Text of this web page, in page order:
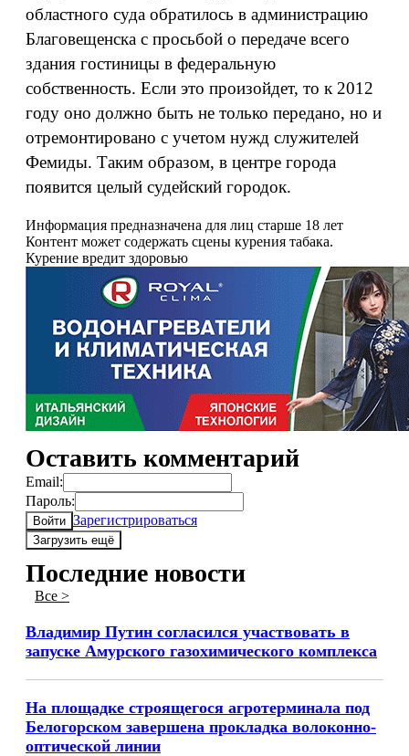
областного суда обратилось в администрацию
Благовещенска с просьбой о передаче всего
здания гостиницы в федеральную
собственность. Если это произойдет, то к 2012
году оно должно быть не только передано, но и
отремонтировано с учетом нужд служителей
Фемиды. Таким образом, в центре города
появится целый судейский городок.
Информация предназначена для лиц старше 18 лет
Контент может содержать сцены курения табака.
Курение вредит здоровью
Оставить комментарий
Email:
Пароль:
Войти Зарегистрироваться
Загрузить ещё
Последние новости
Все >
Владимир Путин согласился участвовать в
запуске Амурского газохимического комплекса
На площадке строящегося агротерминала под
Белогорском завершена прокладка волоконно-
оптической линии